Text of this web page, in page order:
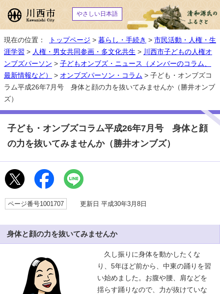
やさしい日本語
現在の位置： トップページ > 暮らし・手続き > 市民活動・人権・生
涯学習 > 人権・男女共同参画・多文化共生 > 川西市子どもの人権オ
ンブズパーソン > 子どもオンブズ・ニュース（メンバーのコラム、
最新情報など）
> オンブズパーソン・コラム > 子ども・オンブズコ
ラム平成26年7月号 身体と顔の力を抜いてみませんか（勝井オンブ
ズ）
子ども・オンブズコラム平成26年7月号 身体と顔
の力を抜いてみませんか（勝井オンブズ）
ページ番号1001707 更新日 平成30年3月8日
身体と顔の力を抜いてみませんか
久し振りに身体を動かしたくな
り、5年ほど前から、中東の踊りを習
い始めました。お腹や腰、肩などを
揺らす踊りなので、力が抜けていな